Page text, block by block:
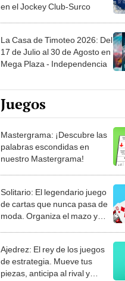
en el Jockey Club-Surco
La Casa de Timoteo 2026: Del
17 de Julio al 30 de Agosto en
Mega Plaza - Independencia
Juegos
Mastergrama: ¡Descubre las
palabras escondidas en
nuestro Mastergrama!
Solitario: El legendario juego
de cartas que nunca pasa de
moda. Organiza el mazo y
Ajedrez: El rey de los juegos
de estrategia. Mueve tus
piezas, anticipa al rival y